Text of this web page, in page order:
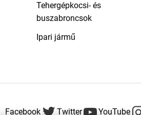
Tehergépkocsi- és
buszabroncsok
Ipari jármű
Facebook Twitter YouTube